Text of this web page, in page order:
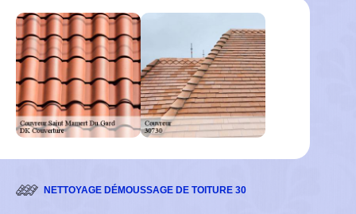
NETTOYAGE DÉMOUSSAGE DE TOITURE 30